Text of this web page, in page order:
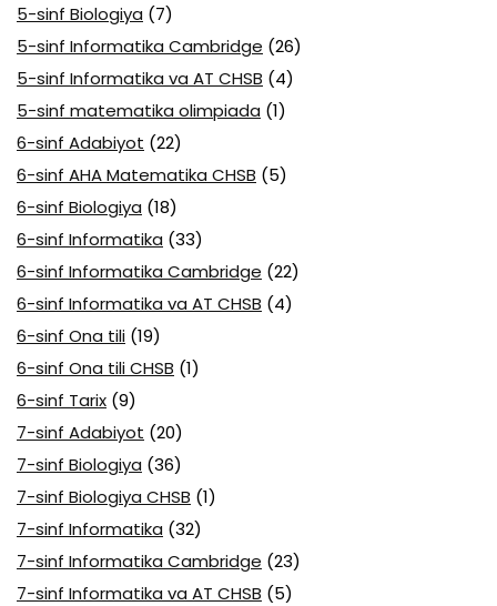
5-sinf Biologiya (7)
5-sinf Informatika Cambridge (26)
5-sinf Informatika va AT CHSB (4)
5-sinf matematika olimpiada (1)
6-sinf Adabiyot (22)
6-sinf AHA Matematika CHSB (5)
6-sinf Biologiya (18)
6-sinf Informatika (33)
6-sinf Informatika Cambridge (22)
6-sinf Informatika va AT CHSB (4)
6-sinf Ona tili (19)
6-sinf Ona tili CHSB (1)
6-sinf Tarix (9)
7-sinf Adabiyot (20)
7-sinf Biologiya (36)
7-sinf Biologiya CHSB (1)
7-sinf Informatika (32)
7-sinf Informatika Cambridge (23)
7-sinf Informatika va AT CHSB (5)